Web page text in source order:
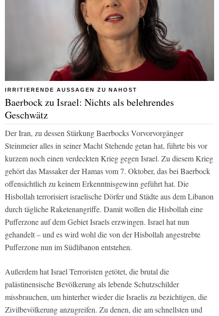
IRRITIERENDE AUSSAGEN ZU NAHOST
Baerbock zu Israel: Nichts als belehrendes
Geschwätz
Der Iran, zu dessen Stärkung Baerbocks Vorvorvorgänger
Steinmeier alles in seiner Macht Stehende getan hat, führte bis vor
kurzem noch einen verdeckten Krieg gegen Israel. Zu diesem Krieg
gehört das Massaker der Hamas vom 7. Oktober, das bei Baerbock
offensichtlich zu keinem Erkenntnisgewinn geführt hat. Die
Hisbollah terrorisiert israelische Dörfer und Städte aus dem Libanon
durch tägliche Raketenangriffe. Damit wollen die Hisbollah eine
Pufferzone auf dem Gebiet Israels erzwingen. Israel hat nun
gehandelt – und es wird wohl die von der Hisbollah angestrebte
Pufferzone nun im Südlibanon entstehen.
Außerdem hat Israel Terroristen getötet, die brutal die
palästinensische Bevölkerung als lebende Schutzschilder
missbrauchen, um hinterher wieder die Israelis zu bezichtigen, die
Zivilbevölkerung anzugreifen. Zu denen, die am schnellsten und